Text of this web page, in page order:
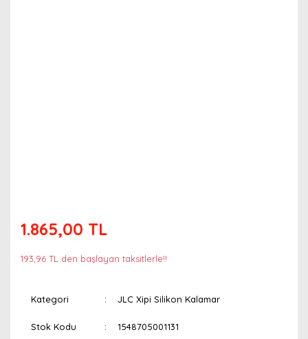
1.865,00 TL
193,96 TL den başlayan taksitlerle!!
Kategori JLC Xipi Silikon Kalamar
Stok Kodu 1548705001131